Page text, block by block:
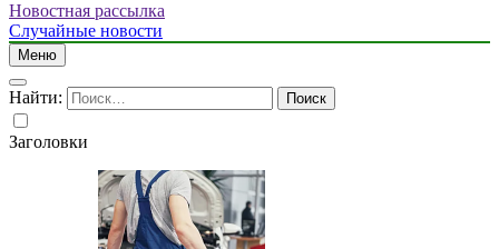
Новостная рассылка
Случайные новости
Меню
Найти:
Заголовки